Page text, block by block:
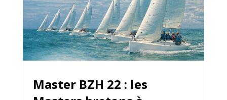
Master BZH 22 : les